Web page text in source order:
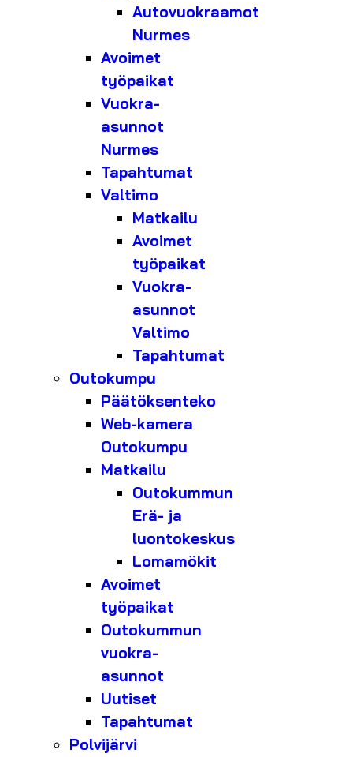
Autovuokraamot
Nurmes
Avoimet
työpaikat
Vuokra-
asunnot
Nurmes
Tapahtumat
Valtimo
Matkailu
Avoimet
työpaikat
Vuokra-
asunnot
Valtimo
Tapahtumat
Outokumpu
Päätöksenteko
Web-kamera
Outokumpu
Matkailu
Outokummun
Erä- ja
luontokeskus
Lomamökit
Avoimet
työpaikat
Outokummun
vuokra-
asunnot
Uutiset
Tapahtumat
Polvijärvi